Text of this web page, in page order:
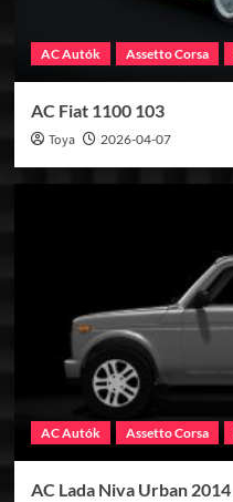
AC Autók Assetto Corsa
AC Fiat 1100 103
Toya 2026-04-07
AC Autók Assetto Corsa
AC Lada Niva Urban 2014